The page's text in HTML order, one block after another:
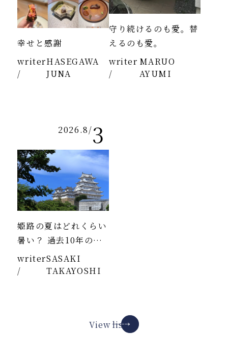
幸せと感謝
writer
/
HASEGAWA
JUNA
守り続けるのも愛。替
えるのも愛。
writer
/
MARUO
AYUMI
2026.8/3
姫路の夏はどれくらい
暑い？ 過去10年のデ
ータより
writer
/
SASAKI
TAKAYOSHI
View list